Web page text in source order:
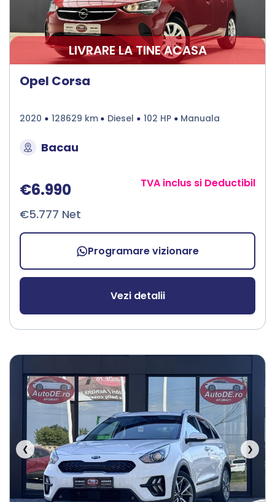
LIVRARE LA TINE ACASA
Opel Corsa
2020 128629 km Diesel 102 HP Manuala
Bacau
€6.990
€5.777 Net
TVA inclus si Deductibil
Programare vizionare
Vezi detalii
❮ ❯